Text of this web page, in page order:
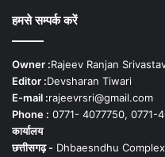
हमसे सम्पर्क करें
Owner :Rajeev Ranjan
Editor :Devsharan Tiwari
E-mail :rajeevrsri@gmail.com
Phone : 0771- 4077750, 0771-
कार्यालय
छत्तीसगढ़ - Dhbaesndhu